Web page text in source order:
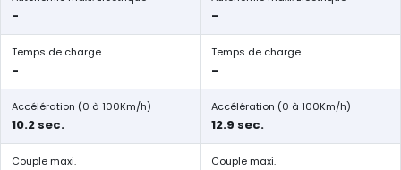
- -
Temps de charge
-
Temps de charge
-
Accélération (0 à 100Km/h)
10.2 sec.
Accélération (0 à 100Km/h)
12.9 sec.
Couple maxi. Couple maxi.